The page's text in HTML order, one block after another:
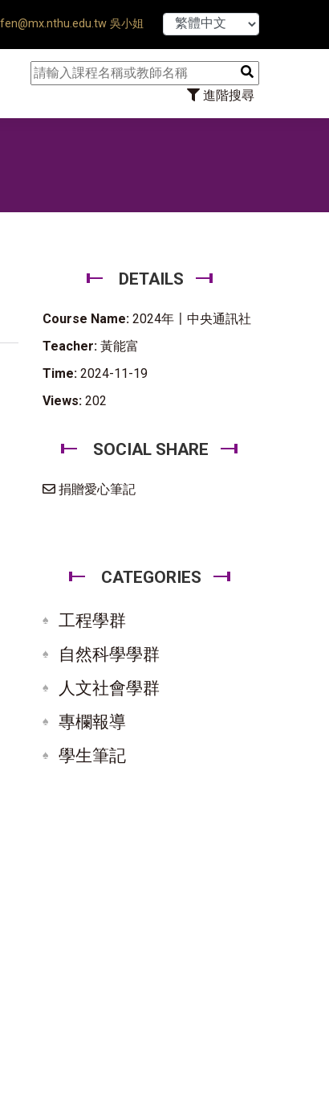
吳小姐
進階搜尋
【7/31】
DETAILS
Course Name: 2024年〡中央通訊社
Teacher: 黃能富
Time: 2024-11-19
Views: 202
SOCIAL SHARE
捐贈愛心筆記
CATEGORIES
工程學群
自然科學學群
人文社會學群
專欄報導
學生筆記